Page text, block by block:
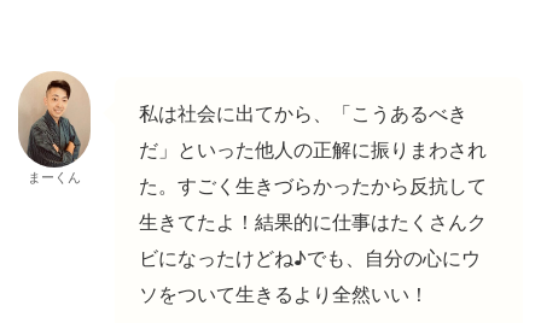
まーくん
私は社会に出てから、「こうあるべき
だ」といった他人の正解に振りまわされ
た。すごく生きづらかったから反抗して
生きてたよ！結果的に仕事はたくさんク
ビになったけどね♪でも、自分の心にウ
ソをついて生きるより全然いい！